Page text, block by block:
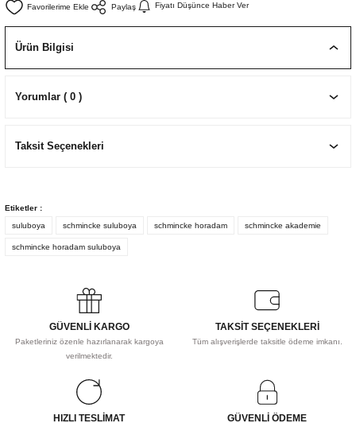
ÇİZİM SETLERİ
Paylaş Fiyatı Düşünce Haber Ver
Ürün Bilgisi
Yorumlar ( 0 )
Taksit Seçenekleri
Etiketler :
suluboya
schmincke suluboya schmincke horadam schmincke akademie
schmincke horadam suluboya
GÜVENLİ KARGO
Paketleriniz özenle hazırlanarak kargoya
verilmektedir.
TAKSİT SEÇENEKLERİ
Tüm alışverişlerde taksitle ödeme imkanı.
HIZLI TESLİMAT GÜVENLİ ÖDEME